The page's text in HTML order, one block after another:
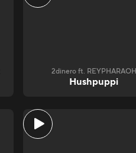
2dinero ft. REYPHARAOH
Hushpuppi